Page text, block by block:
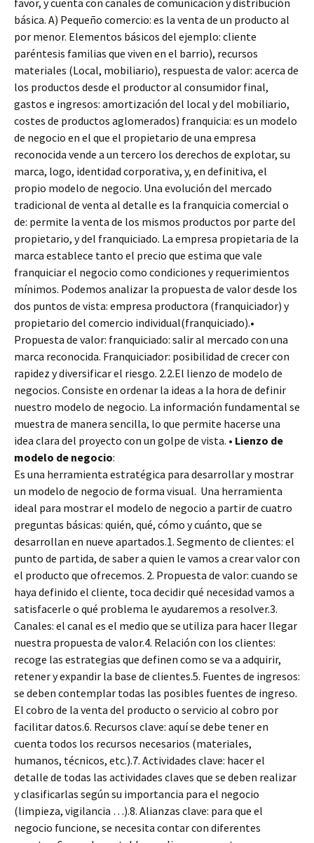
favor, y cuenta con canales de comunicación y distribución
básica. A) Pequeño comercio: es la venta de un producto al
por menor. Elementos básicos del ejemplo: cliente
paréntesis familias que viven en el barrio), recursos
materiales (Local, mobiliario), respuesta de valor: acerca de
los productos desde el productor al consumidor final,
gastos e ingresos: amortización del local y del mobiliario,
costes de productos aglomerados) franquicia: es un modelo
de negocio en el que el propietario de una empresa
reconocida vende a un tercero los derechos de explotar, su
marca, logo, identidad corporativa, y, en definitiva, el
propio modelo de negocio. Una evolución del mercado
tradicional de venta al detalle es la franquicia comercial o
de: permite la venta de los mismos productos por parte del
propietario, y del franquiciado. La empresa propietaria de la
marca establece tanto el precio que estima que vale
franquiciar el negocio como condiciones y requerimientos
mínimos. Podemos analizar la propuesta de valor desde los
dos puntos de vista: empresa productora (franquiciador) y
propietario del comercio individual(franquiciado).•
Propuesta de valor: franquiciado: salir al mercado con una
marca reconocida. Franquiciador: posibilidad de crecer con
rapidez y diversificar el riesgo. 2.2.El lienzo de modelo de
negocios. Consiste en ordenar la ideas a la hora de definir
nuestro modelo de negocio. La información fundamental se
muestra de manera sencilla, lo que permite hacerse una
idea clara del proyecto con un golpe de vista. • Lienzo de
modelo de negocio:
Es una herramienta estratégica para desarrollar y mostrar
un modelo de negocio de forma visual. Una herramienta
ideal para mostrar el modelo de negocio a partir de cuatro
preguntas básicas: quién, qué, cómo y cuánto, que se
desarrollan en nueve apartados.1. Segmento de clientes: el
punto de partida, de saber a quien le vamos a crear valor con
el producto que ofrecemos. 2. Propuesta de valor: cuando se
haya definido el cliente, toca decidir qué necesidad vamos a
satisfacerle o qué problema le ayudaremos a resolver.3.
Canales: el canal es el medio que se utiliza para hacer llegar
nuestra propuesta de valor.4. Relación con los clientes:
recoge las estrategias que definen como se va a adquirir,
retener y expandir la base de clientes.5. Fuentes de ingresos:
se deben contemplar todas las posibles fuentes de ingreso.
El cobro de la venta del producto o servicio al cobro por
facilitar datos.6. Recursos clave: aquí se debe tener en
cuenta todos los recursos necesarios (materiales,
humanos, técnicos, etc.).7. Actividades clave: hacer el
detalle de todas las actividades claves que se deben realizar
y clasificarlas según su importancia para el negocio
(limpieza, vigilancia …).8. Alianzas clave: para que el
negocio funcione, se necesita contar con diferentes